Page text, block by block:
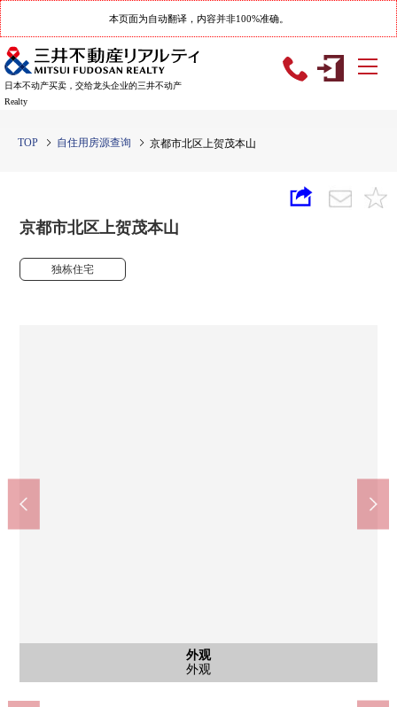
本页面为自动翻译，内容并非100%准确。
日本不动产买卖，交给龙头企业的三井不动产
Realty
TOP 自住用房源查询 京都市北区上贺茂本山
京都市北区上贺茂本山
独栋住宅
外观
外观
外观
外观
客厅
客厅
厨房
客厅
客厅
厨房
厨房
室内
室内
厨房
厨房
厨房
厨房
公共汽车
公共汽车
室内
室内
室内
室内
室内
室内
室内
室内
室内
室内
室内
室内
室内
室内
室内
收纳
收纳
室内
室内
其他
其他
设备
其他内省
洗脸
洗脸
厕所
公共汽车
门口
阳台
风景
风景
风景
风景
风景
风景
风景
风景
外观
其他当地
含有前面道路的外观